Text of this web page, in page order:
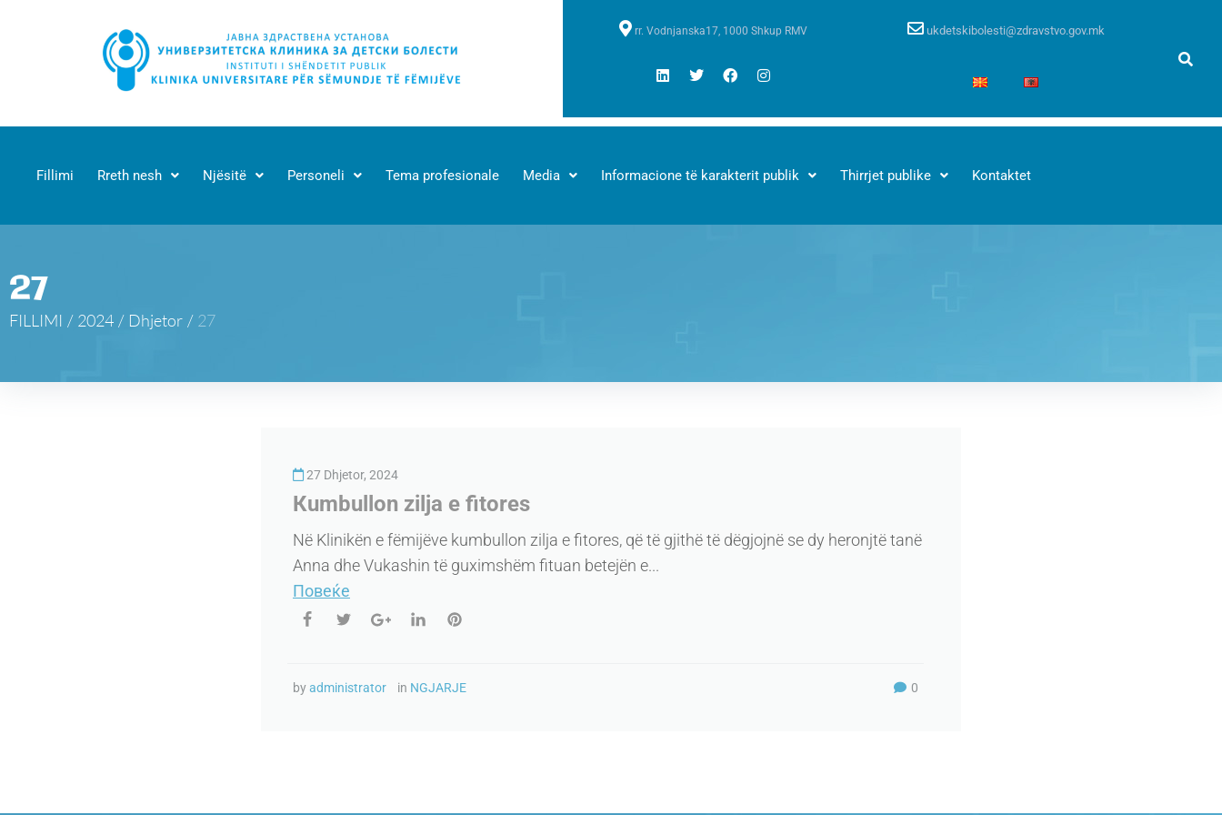
rr. Vodnjanska17, 1000 Shkup RMV ukdetskibolesti@zdravstvo.gov.mk
Fillimi Rreth nesh Njësitë Personeli Tema profesionale Media Informacione të karakterit publik Thirrjet publike Kontaktet
27
FILLIMI / 2024 / Dhjetor / 27
27 Dhjetor, 2024
Кumbullon zilja e fitores
Në Klinikën e fëmijëve kumbullon zilja e fitores, që të gjithë të dëgjojnë se dy heronjtë tanë
Anna dhe Vukashin të guximshëm fituan betejën e...
Повеќе
byadministrator in NGJARJE 0